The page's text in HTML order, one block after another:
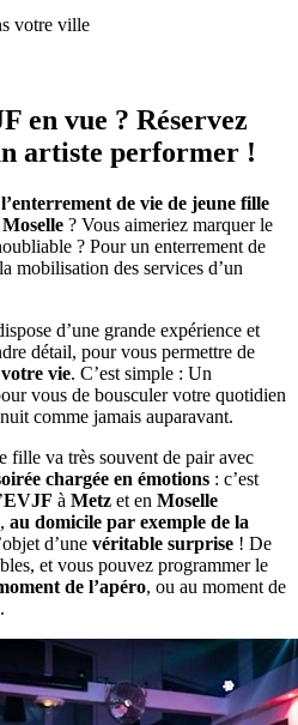
votre ville
en vue ? Réservez
artiste performer !
de vie de jeune fille
? Vous aimeriez marquer le
? Pour un enterrement de
mobilisation des services d’un
d’une grande expérience et
détail, pour vous permettre de
vie. C’est simple : Un
vous de bousculer votre quotidien
comme jamais auparavant.
fille va très souvent de pair avec
chargée en émotions : c’est
EVJF à Metz et en Moselle
au domicile par exemple de la
d’une véritable surprise ! De
et vous pouvez programmer le
de l’apéro, ou au moment de